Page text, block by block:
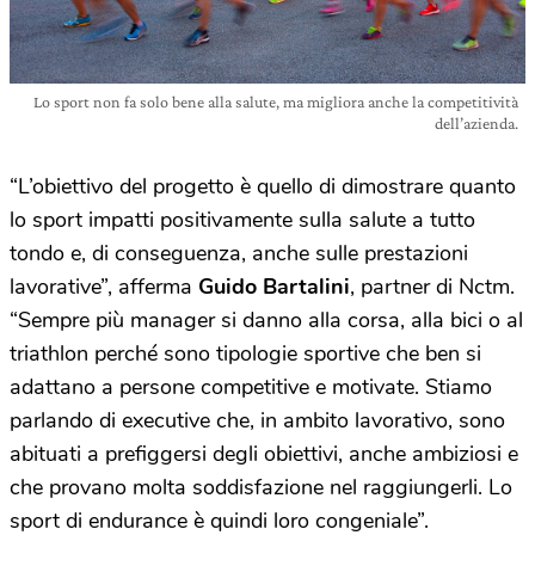
Lo sport non fa solo bene alla salute, ma migliora anche la competitività
dell’azienda.
“L’obiettivo del progetto è quello di dimostrare quanto
lo sport impatti positivamente sulla salute a tutto
tondo e, di conseguenza, anche sulle prestazioni
lavorative”, afferma Guido Bartalini, partner di Nctm.
“Sempre più manager si danno alla corsa, alla bici o al
triathlon perché sono tipologie sportive che ben si
adattano a persone competitive e motivate. Stiamo
parlando di executive che, in ambito lavorativo, sono
abituati a prefiggersi degli obiettivi, anche ambiziosi e
che provano molta soddisfazione nel raggiungerli. Lo
sport di endurance è quindi loro congeniale”.